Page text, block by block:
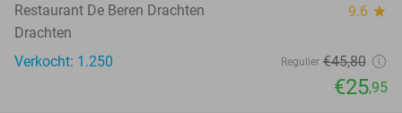
Restaurant De Beren Drachten 9.6 star
Drachten
Verkocht: 1.250
Regulier €45,80
€25,95